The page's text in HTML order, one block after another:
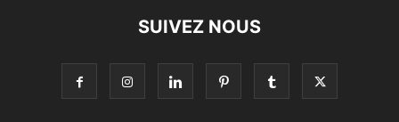
SUIVEZ NOUS